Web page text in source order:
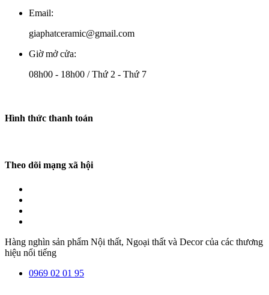
Email:
giaphatceramic@gmail.com
Giờ mở cửa:
08h00 - 18h00 / Thứ 2 - Thứ 7
Hình thức thanh toán
Theo dõi mạng xã hội
Hàng nghìn sản phẩm Nội thất, Ngoại thất và Decor của các thương
hiệu nổi tiếng
0969 02 01 95